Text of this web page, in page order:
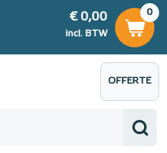
0
€ 0,00
incl. BTW
€ 0,00
OFFERTE
AANVRAGEN